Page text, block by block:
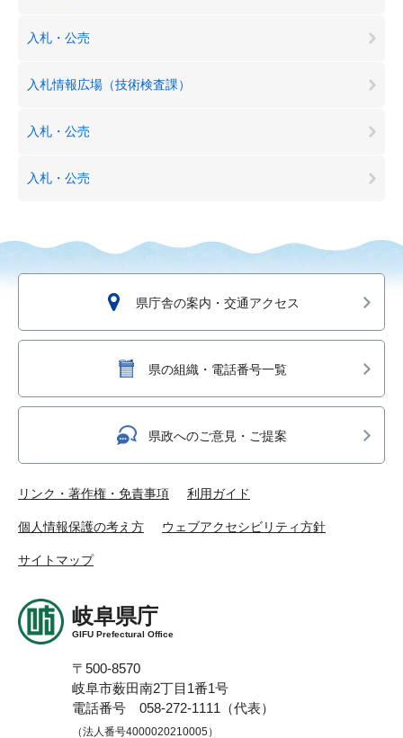
入札・公売
入札情報広場（技術検査課）
入札・公売
入札・公売
県庁舎の案内・交通アクセス
県の組織・電話番号一覧
県政へのご意見・ご提案
リンク・著作権・免責事項 利用ガイド
個人情報保護の考え方 ウェブアクセシビリティ方針
サイトマップ
岐阜県庁
GIFU Prefectural Office
〒500-8570
岐阜市薮田南2丁目1番1号
電話番号 058-272-1111（代表）
（法人番号4000020210005）